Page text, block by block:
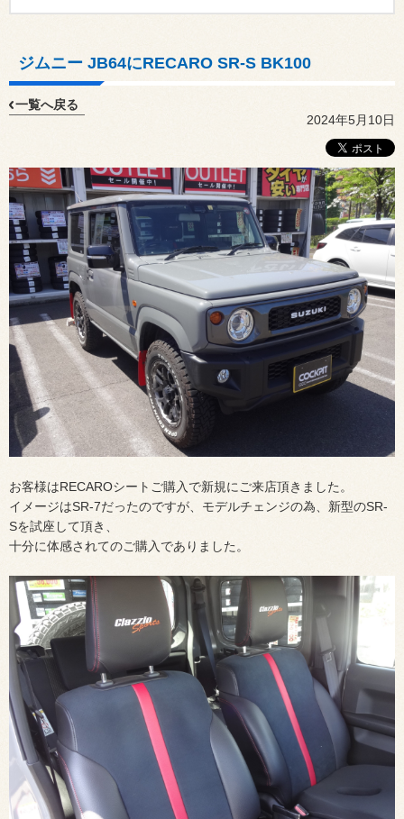
ジムニー JB64にRECARO SR-S BK100
一覧へ戻る
2024年5月10日
お客様はRECAROシートご購入で新規にご来店頂きました。
イメージはSR-7だったのですが、モデルチェンジの為、新型のSR-
Sを試座して頂き、
十分に体感されてのご購入でありました。